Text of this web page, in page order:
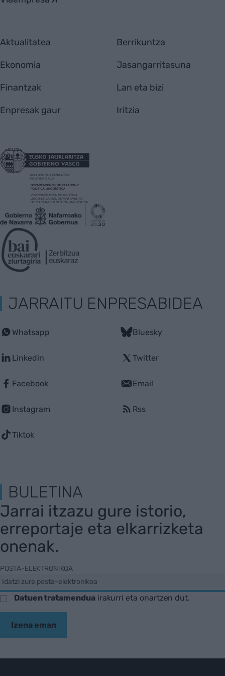
Aktualitatea
Ekonomia
Finantzak
Enpresak gaur
Berrikuntza
Jasangarritasuna
Lan eta bizi
Iritzia
JARRAITU ENPRESABIDEA
Whatsapp
Linkedin
Facebook
Instagram
Tiktok
Bluesky
Twitter
Email
Rss
BULETINA
Jarrai itzazu gure istorio,
erreportaje eta elkarrizketa
onenak.
POSTA-ELEKTRONIKOA
Datuen tratamenduairakurri eta onartzen dut.
Izena eman